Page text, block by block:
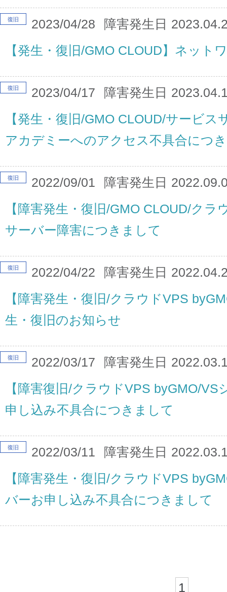
2023/04/28 障害発生日
復旧
【発生・復旧/GMO CLOUD】ネット
2023/04/17 障害発生日
復旧
【発生・復旧/GMO CLOUD/サービ
アカデミーへのアクセス不具合につ
2022/09/01 障害発生日
復旧
【障害発生・復旧/GMO CLOUD/クラ
サーバー障害につきまして
2022/04/22 障害発生日
復旧
【障害発生・復旧/クラウドVPS
生・復旧のお知らせ
2022/03/17 障害発生日
復旧
【障害復旧/クラウドVPS byGMO/
申し込み不具合につきまして
2022/03/11 障害発生日
復旧
【障害発生・復旧/クラウドVPS
バーお申し込み不具合につきまして
1